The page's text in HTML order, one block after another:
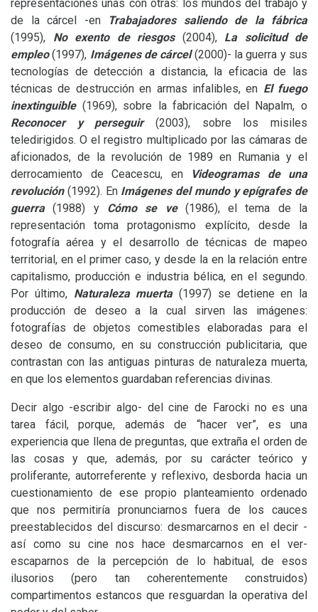
representaciones unas con otras: los mundos del trabajo y
de la cárcel -en
Trabajadores saliendo de la fábrica
(1995), No exento de riesgos (2004), La solicitud de
empleo(1997), Imágenes de cárcel(2000)- la guerra y sus
tecnologías de detección a distancia, la eficacia de las
técnicas de destrucción en armas infalibles, en El fuego
inextinguible (1969), sobre la fabricación del Napalm, o
Reconocer y perseguir (2003), sobre los misiles
teledirigidos. O el registro multiplicado por las cámaras de
aficionados, de la revolución de 1989 en Rumania y el
derrocamiento de Ceacescu, en
Videogramas de una
revolución (1992). En Imágenes del mundo y epígrafes de
guerra(1988) y Cómo se ve (1986), el tema de la
representación toma protagonismo explícito, desde la
fotografía aérea y el desarrollo de técnicas de mapeo
territorial, en el primer caso, y desde la en la relación entre
capitalismo, producción e industria bélica, en el segundo.
Por último, Naturaleza muerta (1997) se detiene en la
producción de deseo a la cual sirven las imágenes:
fotografías de objetos comestibles elaboradas para el
deseo de consumo, en su construcción publicitaria, que
contrastan con las antiguas pinturas de naturaleza muerta,
en que los elementos guardaban referencias divinas.
Decir algo -escribir algo- del cine de Farocki no es una
tarea fácil, porque, además de “hacer ver”, es una
experiencia que llena de preguntas, que extraña el orden de
las cosas y que, además, por su carácter teórico y
proliferante, autorreferente y reflexivo, desborda hacia un
cuestionamiento de ese propio planteamiento ordenado
que nos permitiría pronunciarnos fuera de los cauces
preestablecidos del discurso: desmarcarnos en el decir -
así como su cine nos hace desmarcarnos en el ver-
escaparnos de la percepción de lo habitual, de esos
ilusorios (pero tan coherentemente construidos)
compartimentos estancos que resguardan la operativa del